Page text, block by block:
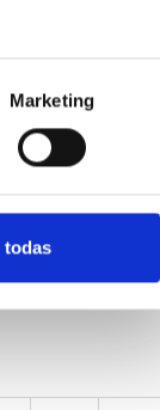
Marketing
todas